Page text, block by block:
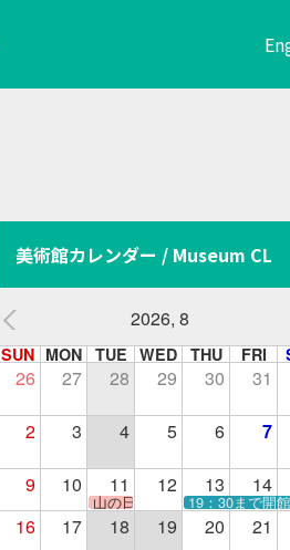
美術館カレンダー / Museum CL
2026, 8
SUN MON TUE WED THU FRI
26 27 28 29 30 31
2 3 4 5 6 7
9 10 11 12 13 14
山の日 19：30まで開館
16 17 18 19 20 21